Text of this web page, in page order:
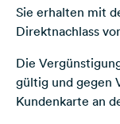
Fragen &
Feedback
Sprache:
Deutsch
Sie erhalten mit
Direktnachlass
Die
gültig und gegen
Kundenkarte an